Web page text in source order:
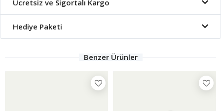
Ücretsiz ve Sigortalı Kargo
Hediye Paketi
Benzer Ürünler